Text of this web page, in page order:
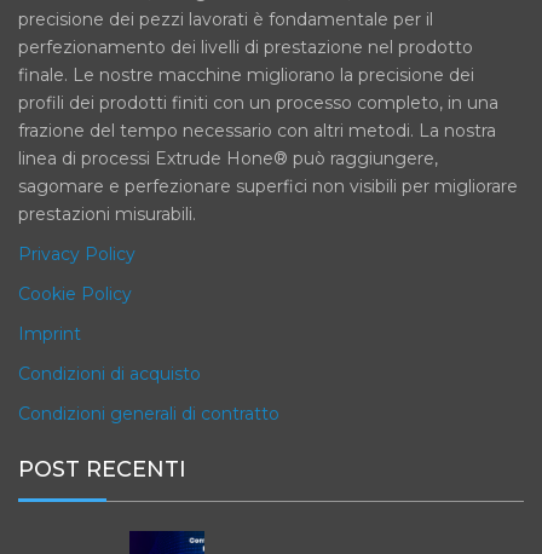
precisione dei pezzi lavorati è fondamentale per il
perfezionamento dei livelli di prestazione nel prodotto
finale. Le nostre macchine migliorano la precisione dei
profili dei prodotti finiti con un processo completo, in una
frazione del tempo necessario con altri metodi. La nostra
linea di processi Extrude Hone® può raggiungere,
sagomare e perfezionare superfici non visibili per migliorare
prestazioni misurabili.
Privacy Policy
Cookie Policy
Imprint
Condizioni di acquisto
Condizioni generali di contratto
POST RECENTI